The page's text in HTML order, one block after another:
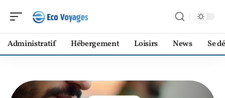
Administratif Hébergement Loisirs News Se